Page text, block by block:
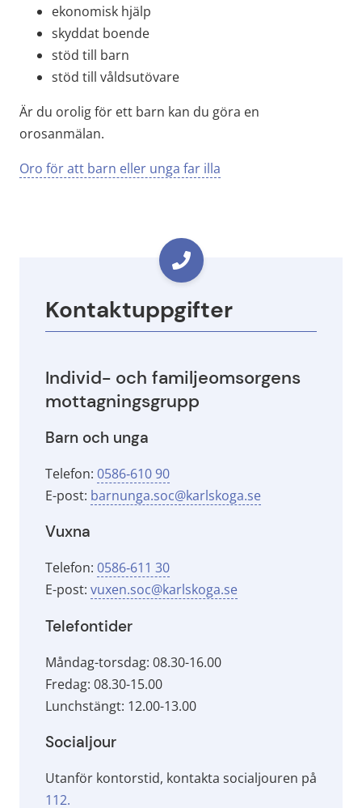
ekonomisk hjälp
skyddat boende
stöd till barn
stöd till våldsutövare
Är du orolig för ett barn kan du göra en
orosanmälan.
Oro för att barn eller unga far illa
Kontaktuppgifter
Individ- och familjeomsorgens
mottagningsgrupp
Barn och unga
Telefon: 0586‑610 90
E-post: barnunga.soc@karlskoga.se
Vuxna
Telefon: 0586‑611 30
E-post: vuxen.soc@karlskoga.se
Telefontider
Måndag-torsdag: 08.30-16.00
Fredag: 08.30-15.00
Lunchstängt: 12.00-13.00
Socialjour
112.